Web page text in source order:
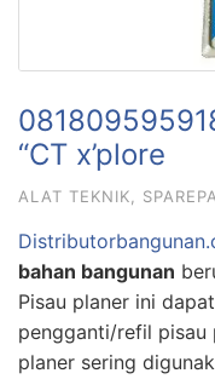
“CT x’plore
ALAT TEKNIK,
bahan bangunan
Pisau planer ini
pengganti/refil pisau
planer sering